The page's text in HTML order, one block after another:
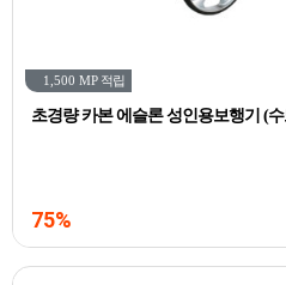
1,500 MP 적립
초경량 카본 에슬론 성인용보행기 (
75%